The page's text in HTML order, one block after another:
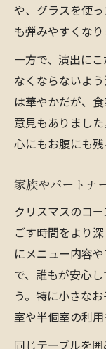
や、グラスを使
も弾みやすくなり
一方で、演出に
なくならないよ
は華やかだが、
意見もありまし
心にもお腹にも残
家族やパートナ
クリスマスのコ
ごす時間をより
にメニュー内容
で、誰もが安心
う。特に小さな
室や半個室の利用
同じテーブルを